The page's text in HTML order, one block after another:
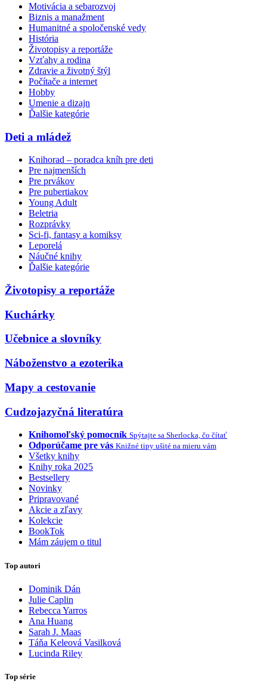
Motivácia a sebarozvoj
Biznis a manažment
Humanitné a spoločenské vedy
História
Životopisy a reportáže
Vzťahy a rodina
Zdravie a životný štýl
Počítače a internet
Hobby
Umenie a dizajn
Ďalšie kategórie
Deti a mládež
Knihorad – poradca kníh pre deti
Pre najmenších
Pre prvákov
Pre pubertiakov
Young Adult
Beletria
Rozprávky
Sci-fi, fantasy a komiksy
Leporelá
Náučné knihy
Ďalšie kategórie
Životopisy a reportáže
Kuchárky
Učebnice a slovníky
Náboženstvo a ezoterika
Mapy a cestovanie
Cudzojazyčná literatúra
Knihomoľský pomocník Spýtajte sa Sherlocka, čo čítať
Odporúčame pre vás Knižné tipy ušité na mieru vám
Všetky knihy
Knihy roka 2025
Bestsellery
Novinky
Pripravované
Akcie a zľavy
Kolekcie
BookTok
Mám záujem o titul
Top autori
Dominik Dán
Julie Caplin
Rebecca Yarros
Ana Huang
Sarah J. Maas
Táňa Keleová Vasilková
Lucinda Riley
Top série